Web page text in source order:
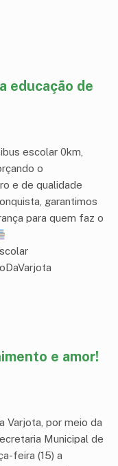
educação de
escolar 0km,
o
e de qualidade
garantimos
para quem faz o
e amor!
Varjota, por meio da
Municipal de
feira (15) a